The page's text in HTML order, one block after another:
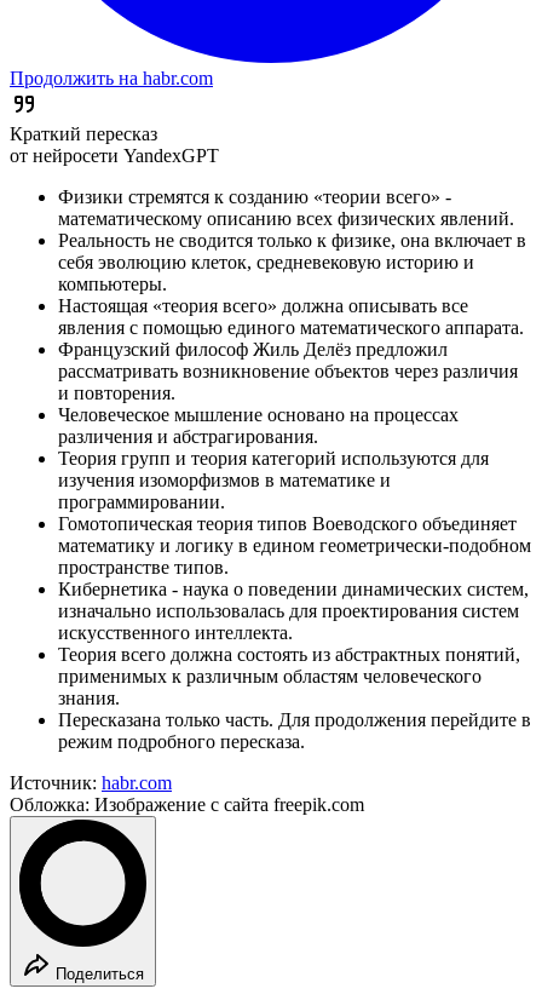
Продолжить на habr.com
Краткий пересказ
от нейросети YandexGPT
Физики стремятся к созданию «теории всего» -
математическому описанию всех физических явлений.
Реальность не сводится только к физике, она включает в
себя эволюцию клеток, средневековую историю и
компьютеры.
Настоящая «теория всего» должна описывать все
явления с помощью единого математического аппарата.
Французский философ Жиль Делёз предложил
рассматривать возникновение объектов через различия
и повторения.
Человеческое мышление основано на процессах
различения и абстрагирования.
Теория групп и теория категорий используются для
изучения изоморфизмов в математике и
программировании.
Гомотопическая теория типов Воеводского объединяет
математику и логику в едином геометрически-подобном
пространстве типов.
Кибернетика - наука о поведении динамических систем,
изначально использовалась для проектирования систем
искусственного интеллекта.
Теория всего должна состоять из абстрактных понятий,
применимых к различным областям человеческого
знания.
Пересказана только часть. Для продолжения перейдите в
режим подробного пересказа.
Источник: habr.com
Обложка: Изображение с сайта freepik.com
Поделиться